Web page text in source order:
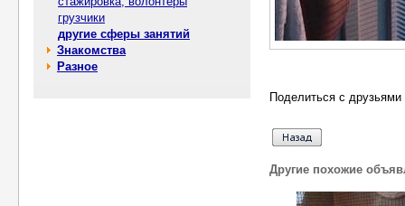
грузчики
другие сферы занятий
Знакомства
Разное
Поделиться с
Другие похожие